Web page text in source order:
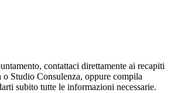
contattaci direttamente ai recapiti
Studio Consulenza, oppure compila
subito tutte le informazioni necessarie.